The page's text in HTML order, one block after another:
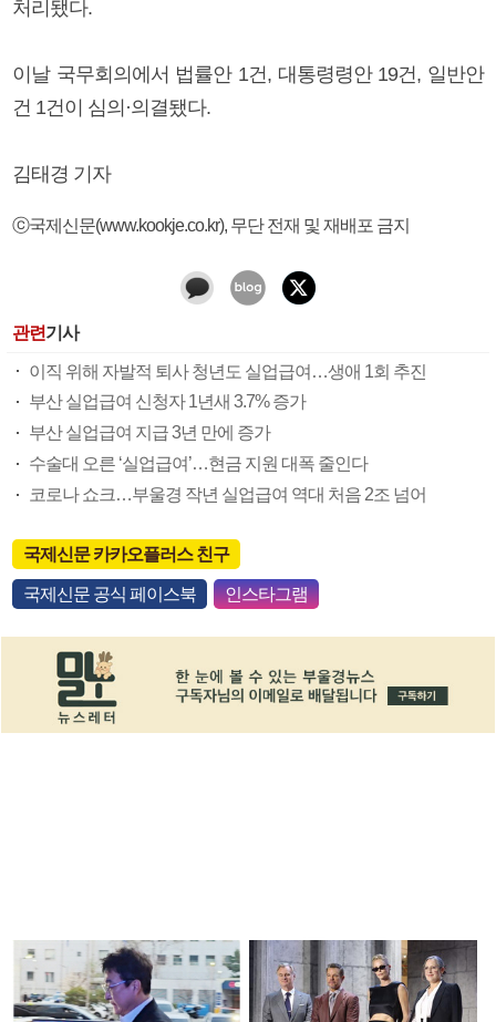
처리됐다.
이날 국무회의에서 법률안 1건, 대통령령안 19건, 일반안
건 1건이 심의·의결됐다.
김태경 기자
ⓒ국제신문(www.kookje.co.kr), 무단 전재 및 재배포 금지
관련기사
이직 위해 자발적 퇴사 청년도 실업급여…생애 1회 추진
부산 실업급여 신청자 1년새 3.7% 증가
부산 실업급여 지급 3년 만에 증가
수술대 오른 ‘실업급여’…현금 지원 대폭 줄인다
코로나 쇼크…부울경 작년 실업급여 역대 처음 2조 넘어
국제신문 카카오플러스 친구
국제신문 공식 페이스북 인스타그램